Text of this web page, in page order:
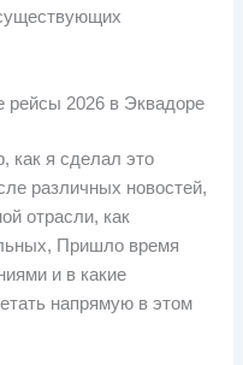
рейсы 2026 в Эквадоре
как я сделал это
различных новостей,
отрасли, как
Пришло время
и в какие
напрямую в этом